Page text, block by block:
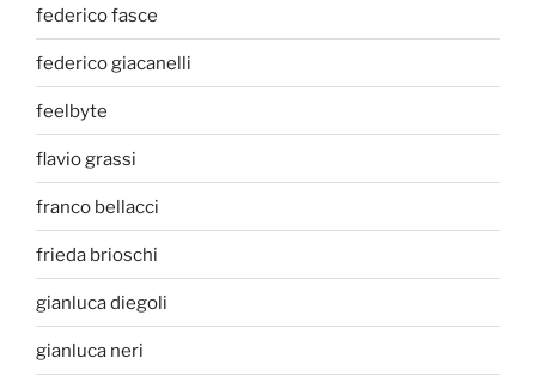
federico fasce
federico giacanelli
feelbyte
flavio grassi
franco bellacci
frieda brioschi
gianluca diegoli
gianluca neri